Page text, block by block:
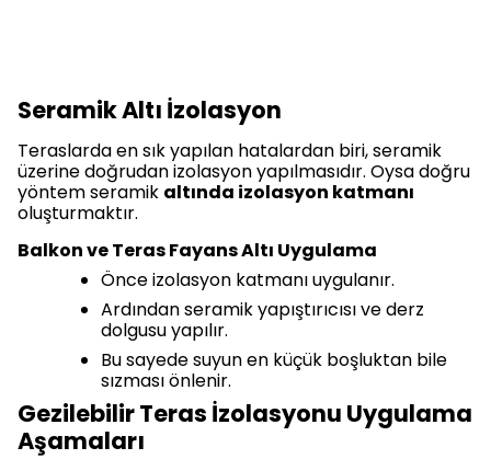
Seramik Altı İzolasyon
Teraslarda en sık yapılan hatalardan biri, seramik
üzerine doğrudan izolasyon yapılmasıdır. Oysa doğru
yöntem seramik altında izolasyon katmanı
oluşturmaktır.
Balkon ve Teras Fayans Altı Uygulama
Önce izolasyon katmanı uygulanır.
Ardından seramik yapıştırıcısı ve derz
dolgusu yapılır.
Bu sayede suyun en küçük boşluktan bile
sızması önlenir.
Gezilebilir Teras İzolasyonu Uygulama
Aşamaları